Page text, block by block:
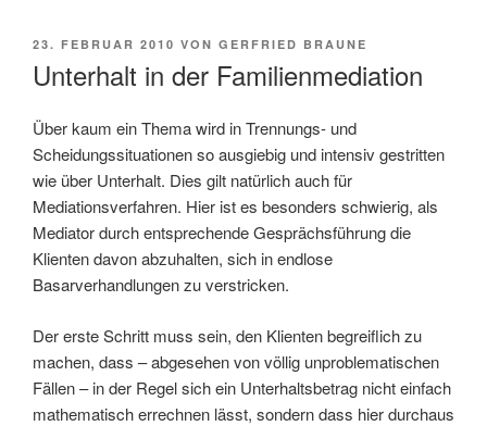
VERÖFFENTLICHT
23. FEBRUAR 2010 VON GERFRIED BRAUNE
Unterhalt in der Familienmediation
Über kaum ein Thema wird in Trennungs- und
Scheidungssituationen so ausgiebig und intensiv gestritten
wie über Unterhalt. Dies gilt natürlich auch für
Mediationsverfahren. Hier ist es besonders schwierig, als
Mediator durch entsprechende Gesprächsführung die
Klienten davon abzuhalten, sich in endlose
Basarverhandlungen zu verstricken.
Der erste Schritt muss sein, den Klienten begreiflich zu
machen, dass – abgesehen von völlig unproblematischen
Fällen – in der Regel sich ein Unterhaltsbetrag nicht einfach
mathematisch errechnen lässt, sondern dass hier durchaus